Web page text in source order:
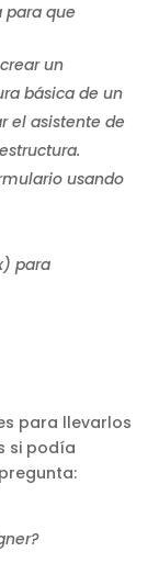
para que
un
básica de un
el asistente de
usando
para
para llevarlos
si podía